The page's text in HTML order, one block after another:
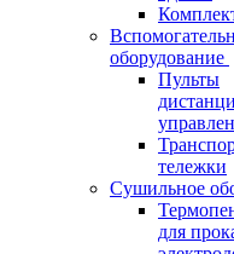
оборудование
Пульты
тележки
Сушильное
для